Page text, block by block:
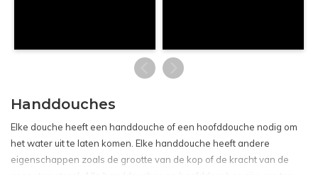
Handdouches
Elke douche heeft een handdouche of een hoofddouche nodig om
het water uit te laten komen. Elke handdouche heeft andere
eigenschappen zoals de grootte van de kop of de kracht van de